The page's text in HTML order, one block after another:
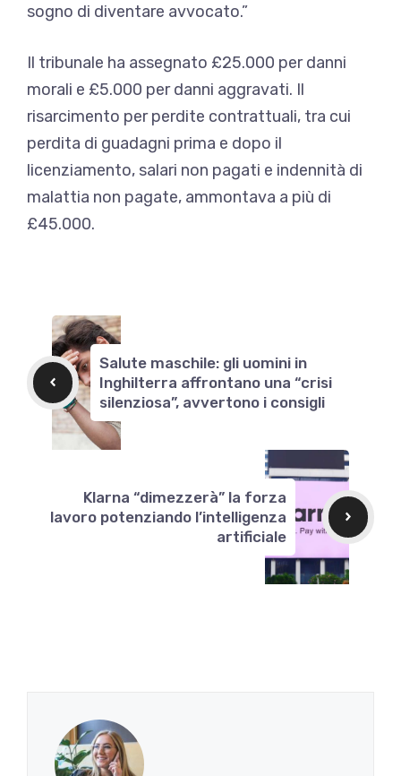
sogno di diventare avvocato.”
Il tribunale ha assegnato £25.000 per danni
morali e £5.000 per danni aggravati. Il
risarcimento per perdite contrattuali, tra cui
perdita di guadagni prima e dopo il
licenziamento, salari non pagati e indennità di
malattia non pagate, ammontava a più di
£45.000.
Salute maschile: gli uomini in
Inghilterra affrontano una “crisi
silenziosa”, avvertono i consigli
Klarna “dimezzerà” la forza
lavoro potenziando l’intelligenza
artificiale